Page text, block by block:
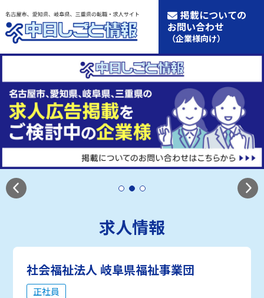
掲載についての
お問い合わせ
（企業様向け）
求人情報
社会福祉法人 岐阜県福祉事業団
正社員